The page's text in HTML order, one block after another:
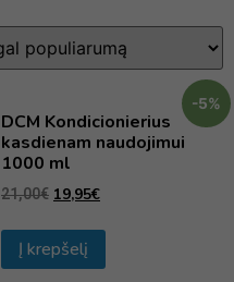
-5%
DCM Kondicionierius
kasdienam naudojimui
1000 ml
21,00€ 19,95€
Į krepšelį